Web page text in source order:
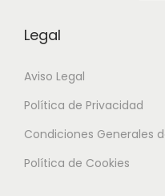
Legal
Aviso Legal
Política de Privacidad
Condiciones Generales
Política de Cookies